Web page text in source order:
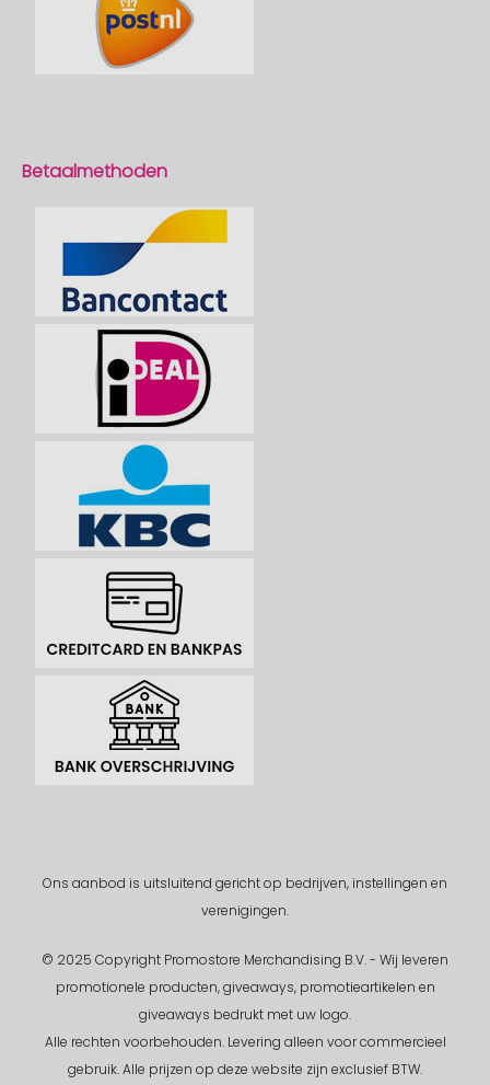
Betaalmethoden
Ons aanbod is uitsluitend gericht op bedrijven, instellingen en
verenigingen.
© 2025 Copyright Promostore Merchandising B.V. - Wij leveren
promotionele producten, giveaways, promotieartikelen en
giveaways bedrukt met uw logo.
Alle rechten voorbehouden.Levering alleen voor commercieel
gebruik. Alle prijzen op deze website zijn exclusief BTW.